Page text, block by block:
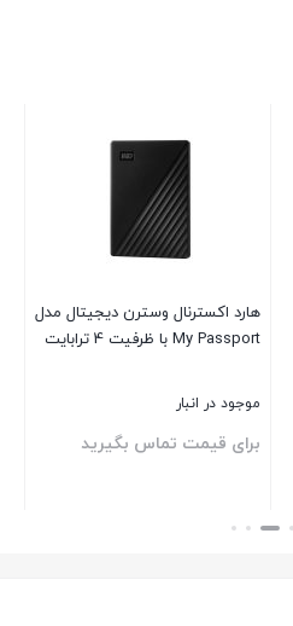
هارد اکسترنال وسترن دیجیتال مدل
My Passport با ظرفیت 4 ترابایت
موجود در انبار
برای قیمت تماس بگیرید
بستن